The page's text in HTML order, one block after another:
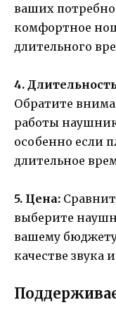
ваших
комфортное
длительного
4.
Обратите
работы
особенно если
длительное
5. Цена:
выберите
вашему
качестве звука